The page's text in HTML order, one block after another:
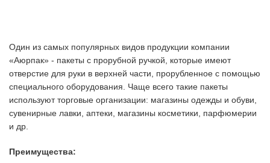
Один из самых популярных видов продукции компании
«Аюрпак» - пакеты с прорубной ручкой, которые имеют
отверстие для руки в верхней части, прорубленное с помощью
специального оборудования. Чаще всего такие пакеты
используют торговые организации: магазины одежды и обуви,
сувенирные лавки, аптеки, магазины косметики, парфюмерии
и др.
Преимущества: